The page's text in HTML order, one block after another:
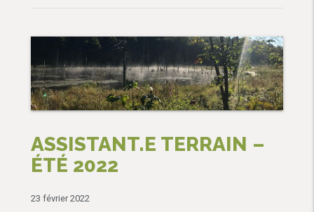
ASSISTANT.E TERRAIN –
ÉTÉ 2022
23 février 2022